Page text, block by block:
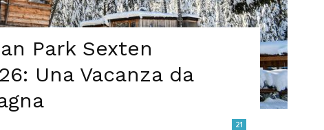
Park Sexten
Una Vacanza da
21